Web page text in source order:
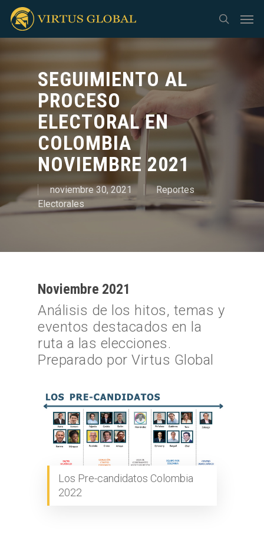
Skip
main
search
SEGUIMIENTO AL
PROCESO
ELECTORAL EN
COLOMBIA
NOVIEMBRE 2021
noviembre 30, 2021
Reportes
Electorales
Noviembre 2021
Análisis de los hitos, temas y
eventos destacados en la
ruta a las elecciones.
Preparado por Virtus Global
Los Pre-candidatos Colombia
2022